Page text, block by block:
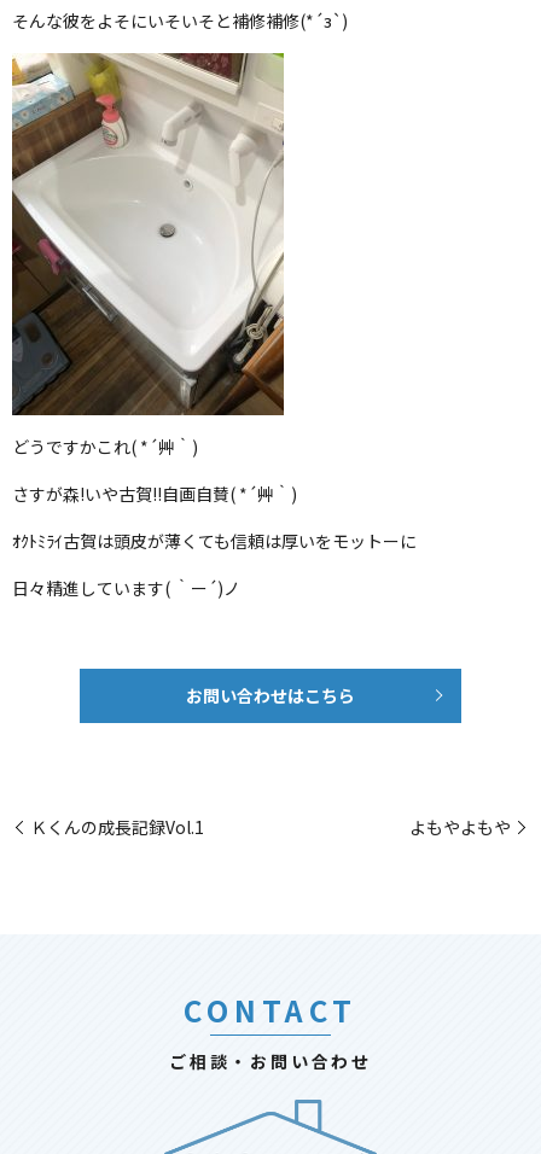
そんな彼をよそにいそいそと補修補修(*´з`)
どうですかこれ( *´艸｀)
さすが森!いや古賀!!自画自賛( *´艸｀)
ｵｸﾄﾐﾗｲ古賀は頭皮が薄くても信頼は厚いをモットーに
日々精進しています( ｀ー´)ノ
お問い合わせはこちら
Ｋくんの成長記録Vol.1 よもやよもや
CONTACT
ご相談・お問い合わせ